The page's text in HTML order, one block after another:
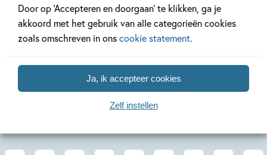
Door op ‘Accepteren en doorgaan’ te klikken, ga je
akkoord met het gebruik van alle categorieën cookies
zoals omschreven in onscookie statement.
Ja, ik accepteer cookies
Zelf instellen
Het leven van
een Loser 20 –
Het leven van
een Loser 19 –
Het
Jeff Kinney